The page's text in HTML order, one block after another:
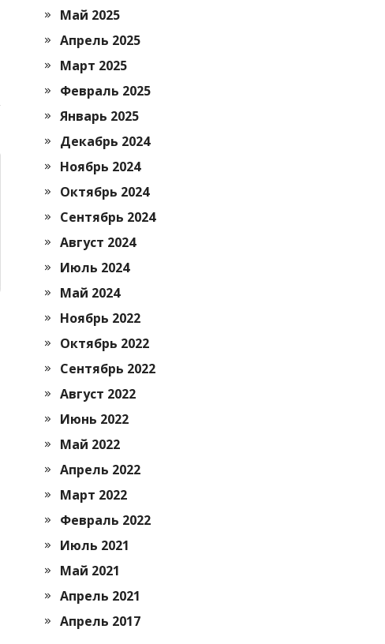
Май 2025
Апрель 2025
Март 2025
Февраль 2025
Январь 2025
Декабрь 2024
Ноябрь 2024
Октябрь 2024
Сентябрь 2024
Август 2024
Июль 2024
Май 2024
Ноябрь 2022
Октябрь 2022
Сентябрь 2022
Август 2022
Июнь 2022
Май 2022
Апрель 2022
Март 2022
Февраль 2022
Июль 2021
Май 2021
Апрель 2021
Апрель 2017